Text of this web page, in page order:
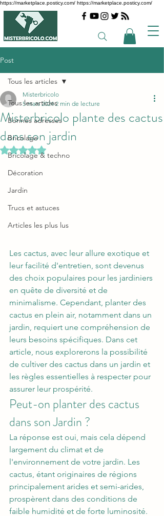
https://marketplace.posticy.com/ https://marketplace.posticy.com/
Post
Tous les articles
Bonnes adresses
Bricolage
Bricolage & techno
Décoration
Jardin
Trucs et astuces
Articles les plus lus
Tous les articles
Misterbricolo plante des cactus
dans son jardin
Misterbricolo
5 mars 2024 2 min de lecture
Noté NaN étoiles sur 5.
Les cactus, avec leur allure exotique et
leur facilité d'entretien, sont devenus
des choix populaires pour les jardiniers
en quête de diversité et de
minimalisme. Cependant, planter des
cactus en plein air, notamment dans un
jardin, requiert une compréhension de
leurs besoins spécifiques. Dans cet
article, nous explorerons la possibilité
de cultiver des cactus dans un jardin et
les règles essentielles à respecter pour
assurer leur prospérité.
Peut-on planter des cactus
dans son Jardin ?
La réponse est oui, mais cela dépend
largement du climat et de
l'environnement de votre jardin. Les
cactus, étant originaires de régions
principalement arides et semi-arides,
prospèrent dans des conditions de
faible humidité et de forte luminosité.